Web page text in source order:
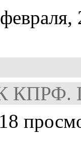
КПРФ.
Комитета